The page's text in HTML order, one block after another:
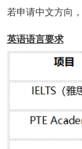
若申请中文方向，
英语语言要求